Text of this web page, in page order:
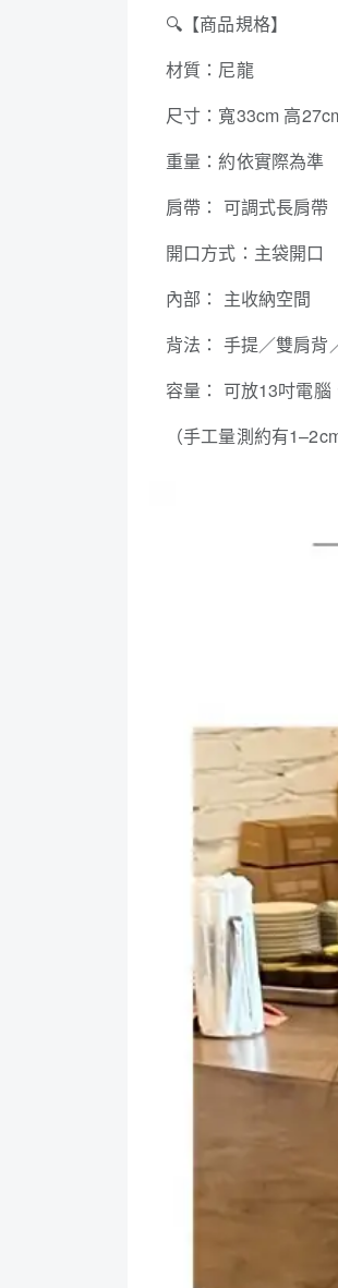
🔍 【商品規格】
材質：尼龍
尺寸：寬33cm 高
重量：約依實際為準
肩帶： 可調式長肩帶
開口方式：主袋開口
內部： 主收納空間
背法： 手提／雙肩背
容量： 可放13吋電
（手工量測約有